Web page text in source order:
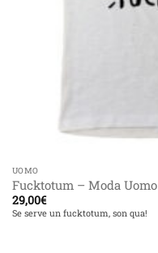
UOMO
Fucktotum – Moda Uomo
29,00€
Se serve un fucktotum, son qua!